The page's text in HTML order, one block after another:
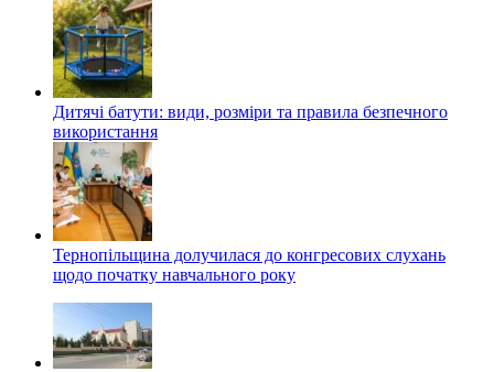
Дитячі батути: види, розміри та правила безпечного
використання
Тернопільщина долучилася до конгресових слухань
щодо початку навчального року